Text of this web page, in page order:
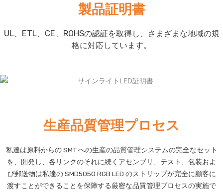
製品証明書
UL、ETL、CE、ROHSの認証を取得し、さまざまな地域の規
格に対応しています。
生産品質管理プロセス
私達は原料からの SMT への生産の品質管理システムの完全なセット
を、開発し、各リンクのそれに続くアセンブリ、テスト、包装およ
び郵送物は私達の SMD5050 RGB LED のストリップが完全に顧客に
渡すことができることを保障する厳密な品質管理プロセスの実施で